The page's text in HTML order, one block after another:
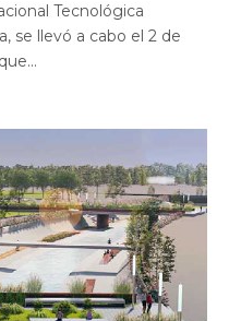
Tecnológica
se llevó a cabo el 2 de